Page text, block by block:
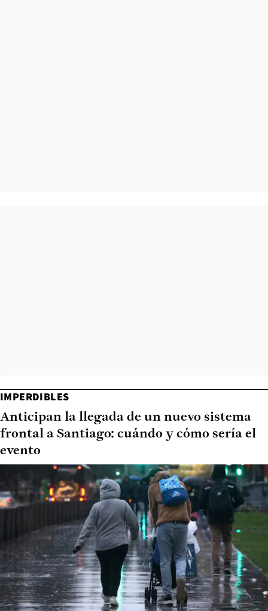
IMPERDIBLES
Anticipan la llegada de un nuevo sistema
frontal a Santiago: cuándo y cómo sería el
evento